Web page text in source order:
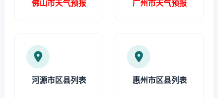
佛山市天气预报 广州市天气预报
河源市区县列表 惠州市区县列表